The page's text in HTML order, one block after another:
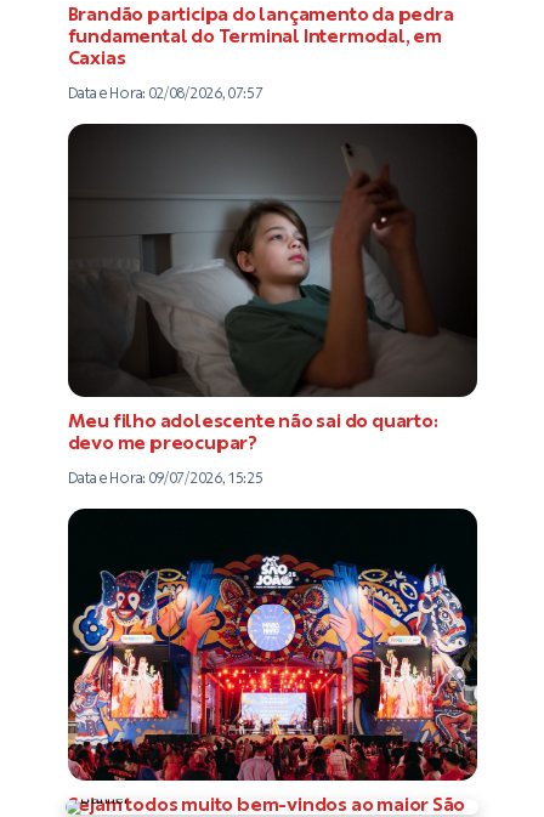
Brandão participa do lançamento da pedra
fundamental do Terminal Intermodal, em
Caxias
Data e Hora: 02/08/2026, 07:57
Meu filho adolescente não sai do quarto:
devo me preocupar?
Data e Hora: 09/07/2026, 15:25
Sejam todos muito bem-vindos ao maior São